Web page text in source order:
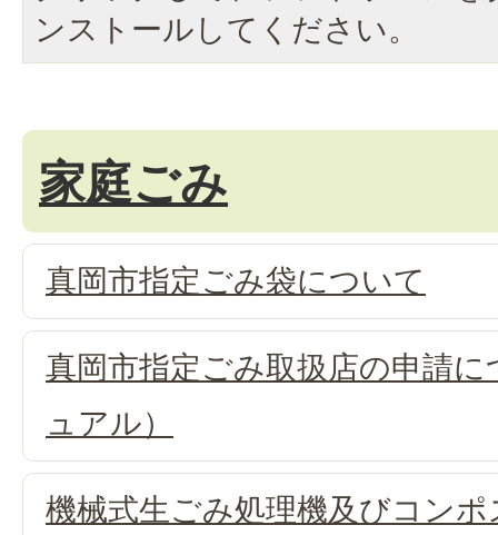
ンストールしてください。
家庭ごみ
真岡市指定ごみ袋について
真岡市指定ごみ取扱店の申請
ュアル）
機械式生ごみ処理機及びコン